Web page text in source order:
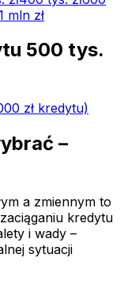
mln zł
500 tys.
zł kredytu)
–
a zmiennym to
kredytu
i wady –
sytuacji